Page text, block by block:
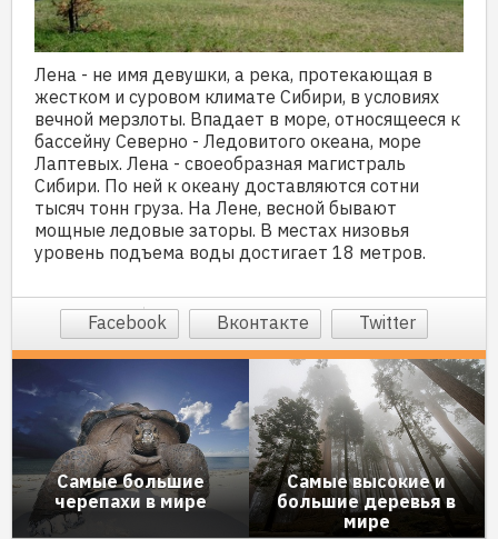
Лена - не имя девушки, а река, протекающая в
жестком и суровом климате Сибири, в условиях
вечной мерзлоты. Впадает в море, относящееся к
бассейну Северно - Ледовитого океана, море
Лаптевых. Лена - своеобразная магистраль
Сибири. По ней к океану доставляются сотни
тысяч тонн груза. На Лене, весной бывают
мощные ледовые заторы. В местах низовья
уровень подъема воды достигает 18 метров.
Facebook Вконтакте Twitter
Самые большие
черепахи в мире
Самые высокие и
большие деревья в
мире